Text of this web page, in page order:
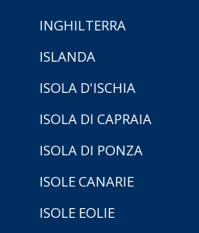
INGHILTERRA
ISLANDA
ISOLA D'ISCHIA
ISOLA DI CAPRAIA
ISOLA DI PONZA
ISOLE CANARIE
ISOLE EOLIE